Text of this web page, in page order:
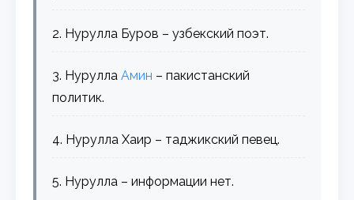
2. Нурулла Буров – узбекский поэт.
3. НуруллаАмин – пакистанский
политик.
4. Нурулла Хаир – таджикский певец.
5. Нурулла – информации нет.